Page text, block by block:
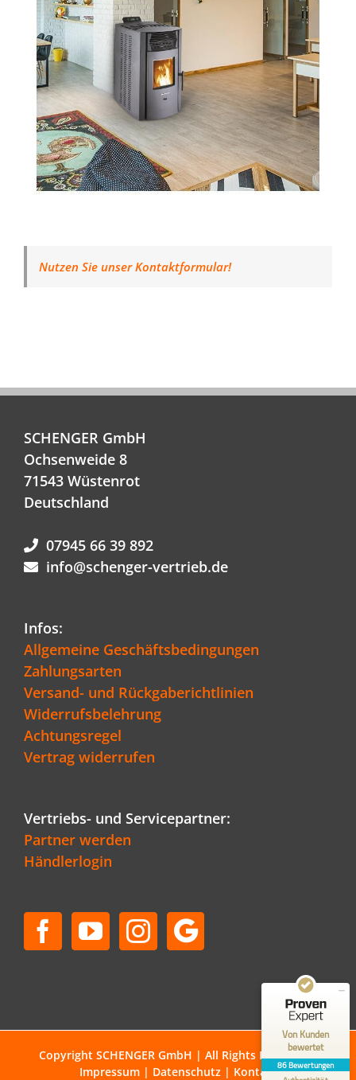
Nutzen Sie unser Kontaktformular!
SCHENGER GmbH
Ochsenweide 8
71543 Wüstenrot
Deutschland
07945 66 39 892
info@schenger-vertrieb.de
Infos:
Allgemeine Geschäftsbedingungen
Zahlungsarten
Versand- und Rückgaberichtlinien
Widerrufsbelehrung
Achtungsregel
Vertrag widerrufen
Vertriebs- und Servicepartner:
Partner werden
Händlerlogin
Copyright SCHENGER GmbH | All Rights Reserved |
Impressum| Datenschutz| Kontakt
Von Kunden
bewertet
86 Bewertungen
SEHR GUT
50
Bewertungen auf
ProvenExpert.com
Blick aufs ProvenExpert-Profil werfen